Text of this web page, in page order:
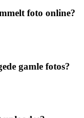
foto online?
gamle fotos?